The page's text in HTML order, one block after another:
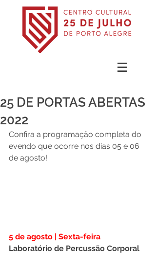
25 DE PORTAS ABERTAS
2022
Confira a programação completa do
evendo que ocorre nos dias 05 e 06
de agosto!
5 de agosto | Sexta-feira
Laboratório de Percussão Corporal